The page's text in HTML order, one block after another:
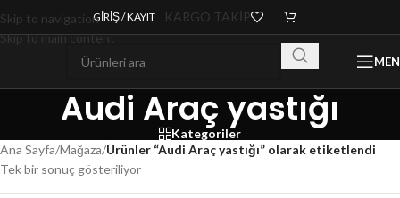
Skip to navigation
Skip to main content
GIRIŞ / KAYIT KARGO TAKİP
Audi Araç yastığı
Kategoriler
Ana Sayfa/Mağaza/Ürünler “Audi Araç yastığı” olarak etiketlendi
Tek bir sonuç gösteriliyor